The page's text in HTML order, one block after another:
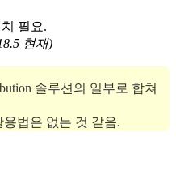
필요.
현재)
솔루션의 일부로 합쳐
용법은 없는 것 같음.